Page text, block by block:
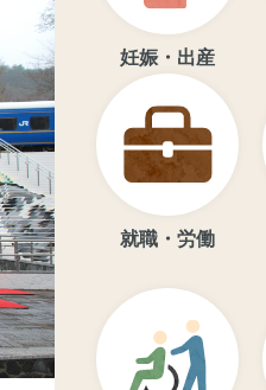
妊娠・出産
就職・労働